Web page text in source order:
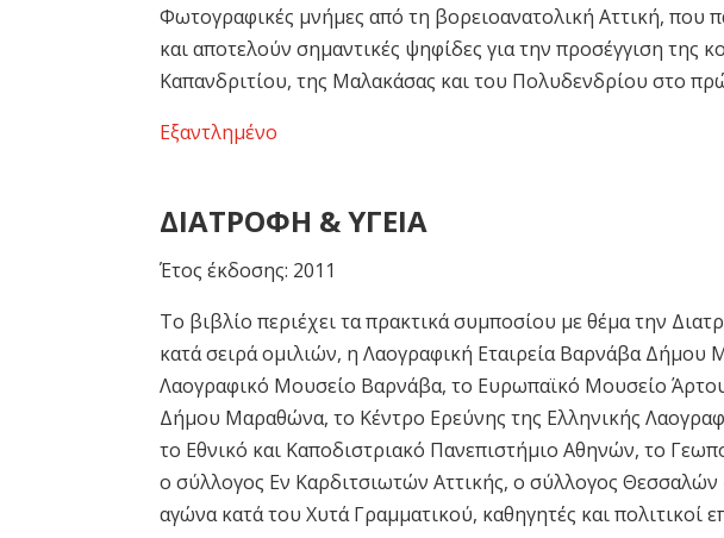
Φωτογραφικές μνήμες από τη βορειοανατολική Αττική, που
και αποτελούν σημαντικές ψηφίδες για την προσέγγιση της
Καπανδριτίου, της Μαλακάσας και του Πολυδενδρίου στο
Εξαντλημένο
ΔΙΑΤΡΟΦΗ & ΥΓΕΙΑ
Έτος έκδοσης: 2011
Το βιβλίο περιέχει τα πρακτικά συμποσίου με θέμα την
κατά σειρά ομιλιών, η Λαογραφική Εταιρεία Βαρνάβα Δήμου
Λαογραφικό Μουσείο Βαρνάβα, το Ευρωπαϊκό Μουσείο
Δήμου Μαραθώνα, το Κέντρο Ερεύνης της Ελληνικής
το Εθνικό και Καποδιστριακό Πανεπιστήμιο Αθηνών, το
ο σύλλογος Εν Καρδιτσιωτών Αττικής, ο σύλλογος Θεσσαλών
αγώνα κατά του Χυτά Γραμματικού, καθηγητές και πολιτικοί